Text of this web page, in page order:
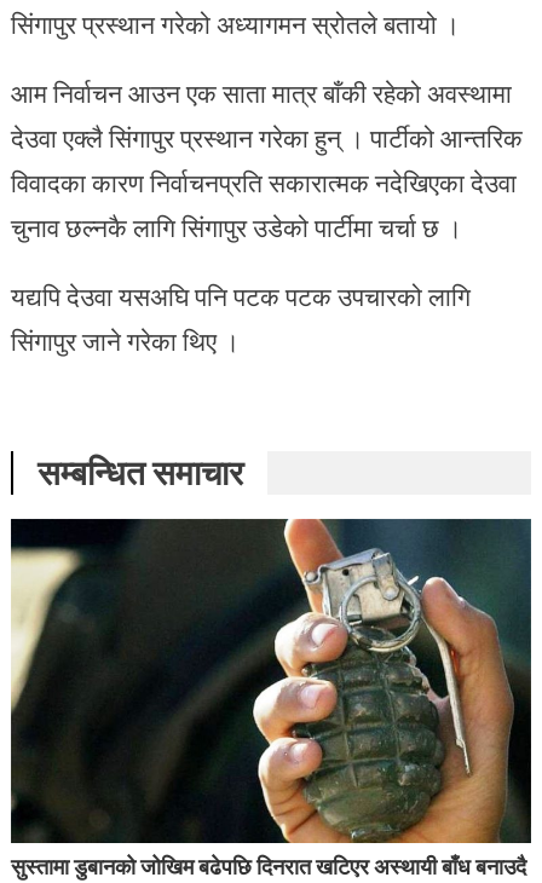
सिंगापुर प्रस्थान गरेको अध्यागमन स्रोतले बतायो ।
आम निर्वाचन आउन एक साता मात्र बाँकी रहेको अवस्थामा
देउवा एक्लै सिंगापुर प्रस्थान गरेका हुन् । पार्टीको आन्तरिक
विवादका कारण निर्वाचनप्रति सकारात्मक नदेखिएका देउवा
चुनाव छल्नकै लागि सिंगापुर उडेको पार्टीमा चर्चा छ ।
यद्यपि देउवा यसअघि पनि पटक पटक उपचारको लागि
सिंगापुर जाने गरेका थिए ।
सम्बन्धित समाचार
सुस्तामा डुबानको जोखिम बढेपछि दिनरात खटिएर अस्थायी बाँध बनाउदै